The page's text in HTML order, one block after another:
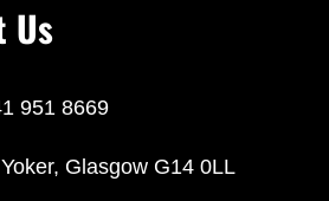
Us
951 8669
Glasgow G14 0LL